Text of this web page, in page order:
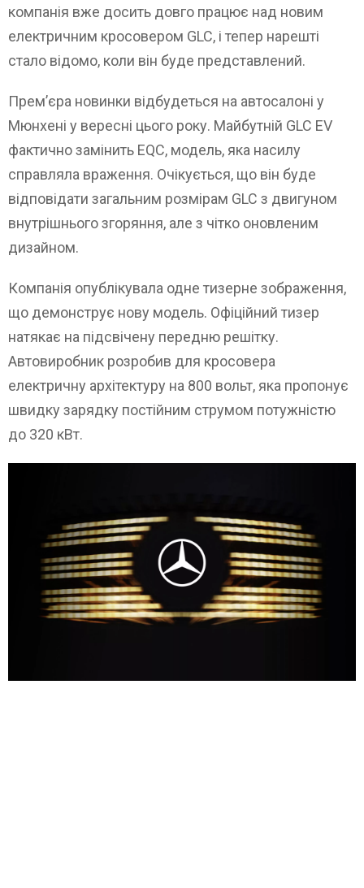
компанія вже досить довго працює над новим
електричним кросовером GLC, і тепер нарешті
стало відомо, коли він буде представлений.
Прем’єра новинки відбудеться на автосалоні у
Мюнхені у вересні цього року. Майбутній GLC EV
фактично замінить EQC, модель, яка насилу
справляла враження. Очікується, що він буде
відповідати загальним розмірам GLC з двигуном
внутрішнього згоряння, але з чітко оновленим
дизайном.
Компанія опублікувала одне тизерне зображення,
що демонструє нову модель. Офіційний тизер
натякає на підсвічену передню решітку.
Автовиробник розробив для кросовера
електричну архітектуру на 800 вольт, яка пропонує
швидку зарядку постійним струмом потужністю
до 320 кВт.